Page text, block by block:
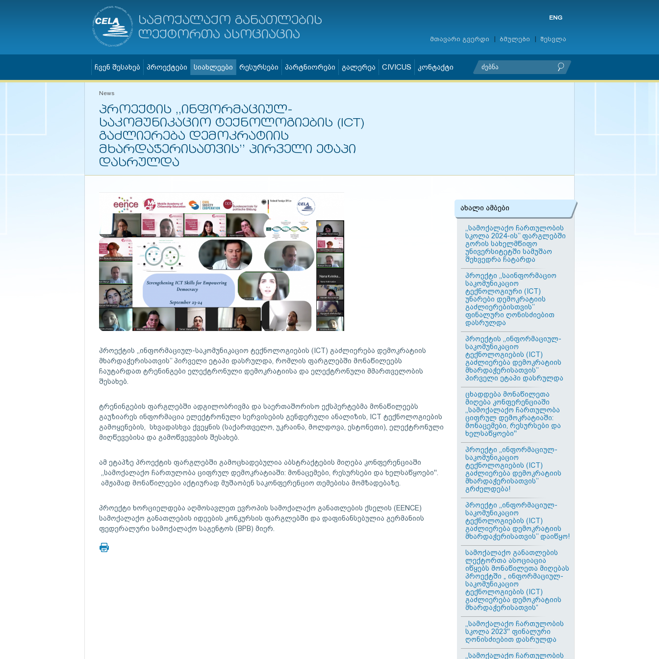
სამოქალაქო განათლების
ლექტორთა ასოციაცია
ENG
მთავარი გვერდი ბმულები შესვლა
ჩვენ შესახებ პროექტები სიახლეები რესურსები პარტნიორები გალერეა CIVICUS კონტაქტი
News
პროექტის ,,ინფორმაციულ-
საკომუნიკაციო ტექნოლოგიების (ICT)
გაძლიერება დემოკრატიის
მხარდაჭერისათვის’’ პირველი ეტაპი
დასრულდა
პროექტის ,,ინფორმაციულ-საკომუნიკაციო ტექნოლოგიების (ICT) გაძლიერება დემოკრატიის
მხარდაჭერისათვის’’ პირველი ეტაპი დასრულდა, რომლის ფარგლებში მონაწილეებს
ჩაუტარდათ ტრენინგები ელექტრონული დემოკრატიისა და ელექტრონული მმართველობის
შესახებ.
ტრენინგების ფარგლებში ადგილობრივმა და საერთაშორისო ექსპერტებმა მონაწილეებს
გაუზიარეს ინფორმაცია ელექტრონული სერვისების გენდერული ანალიზის, ICT ტექნოლოგიების
გამოყენების, სხვადასხვა ქვეყნის (საქართველო, უკრაინა, მოლდოვა, ესტონეთი), ელექტრონული
მიღწევებისა და გამოწვევების შესახებ.
ამ ეტაპზე პროექტის ფარგლებში გამოცხადებულია აბსტრაქტების მიღება კონფერენციაში
,,სამოქალაქო ჩართულობა ციფრულ დემოკრატიაში: მონაცემები, რესურსები და ხელსაწყოები''.
ამჟამად მონაწილეები აქტიურად მუშაობენ საკონფერენციო თემებისა მომზადებაზე.
პროექტი ხორციელდება აღმოსავლეთ ევროპის სამოქალაქო განათლების ქსელის (EENCE)
სამოქალაქო განათლების იდეების კონკურსის ფარგლებში და დაფინანსებულია გერმანიის
ფედერალური სამოქალაქო საგენტოს (BPB) მიერ.
ახალი ამბები
,,სამოქალაქო ჩართულობის
სკოლა 2024-ის’’ ფარგლებში
გორის სახელმწიფო
უნივერსიტეტში სამუშაო
შეხვედრა ჩატარდა
პროექტი ,,საინფორმაციო
საკომუნიკაციო
ტექნოლოგიური (ICT)
უნარები დემოკრატიის
გაძლიერებისთვის’’
ფინალური ღონისძიებით
დასრულდა
პროექტის ,,ინფორმაციულ-
საკომუნიკაციო
ტექნოლოგიების (ICT)
გაძლიერება დემოკრატიის
მხარდაჭერისათვის’’
პირველი ეტაპი დასრულდა
ცხადდება მონაწილეთა
მიღება კონფერენციაში
,,სამოქალაქო ჩართულობა
ციფრულ დემოკრატიაში:
მონაცემები, რესურსები და
ხელსაწყოები''
პროექტი ,,ინფორმაციულ-
საკომუნიკაციო
ტექნოლოგიების (ICT)
გაძლიერება დემოკრატიის
მხარდაჭერისათვის’’
გრძელდება!
პროექტი ,,ინფორმაციულ-
საკომუნიკაციო
ტექნოლოგიების (ICT)
გაძლიერება დემოკრატიის
მხარდაჭერისათვის’’ დაიწყო!
სამოქალაქო განათლების
ლექტორთა ასოციაცია
იწყებს მონაწილეთა მიღებას
პროექტში „ ინფორმაციულ-
საკომუნიკაციო
ტექნოლოგიების (ICT)
გაძლიერება დემოკრატიის
მხარდაჭერისათვის“
,,სამოქალაქო ჩართულობის
სკოლა 2023'' ფინალური
ღონისძიებით დასრულდა
,,სამოქალაქო ჩართულობის